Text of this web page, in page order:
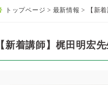
トップページ > 最新情報 > 【新
【新着講師】梶田明宏